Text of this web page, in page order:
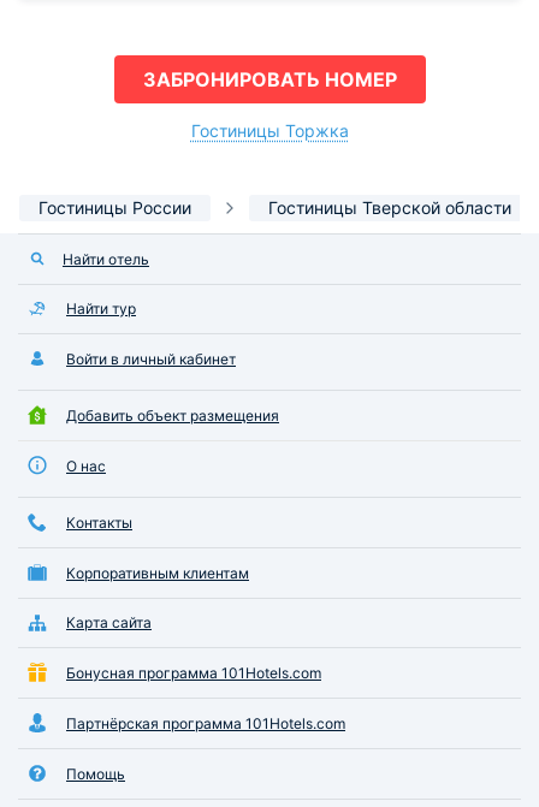
ЗАБРОНИРОВАТЬ НОМЕР
Гостиницы Торжка
Гостиницы России Гостиницы Тверской области
Найти отель
Найти тур
Войти в личный кабинет
Добавить объект размещения
О нас
Контакты
Корпоративным клиентам
Карта сайта
Бонусная программа 101Hotels.com
Партнёрская программа 101Hotels.com
Помощь